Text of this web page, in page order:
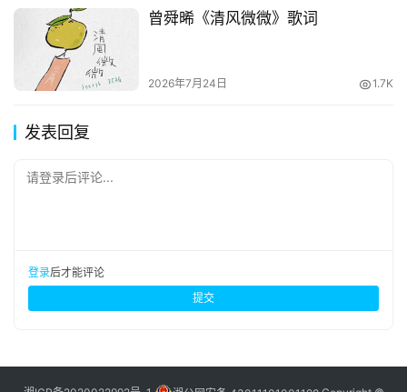
曾舜晞《清风微微》歌词
2026年7月24日 1.7K
发表回复
请登录后评论...
登录后才能评论
提交